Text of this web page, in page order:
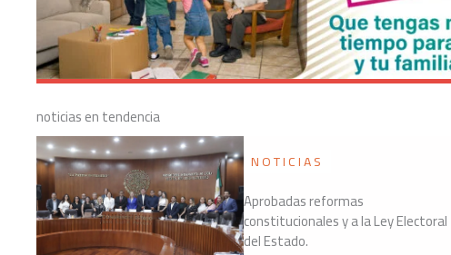
noticias en tendencia
NOTICIAS
Aprobadas reformas
constitucionales y a la Ley Electoral
del Estado.